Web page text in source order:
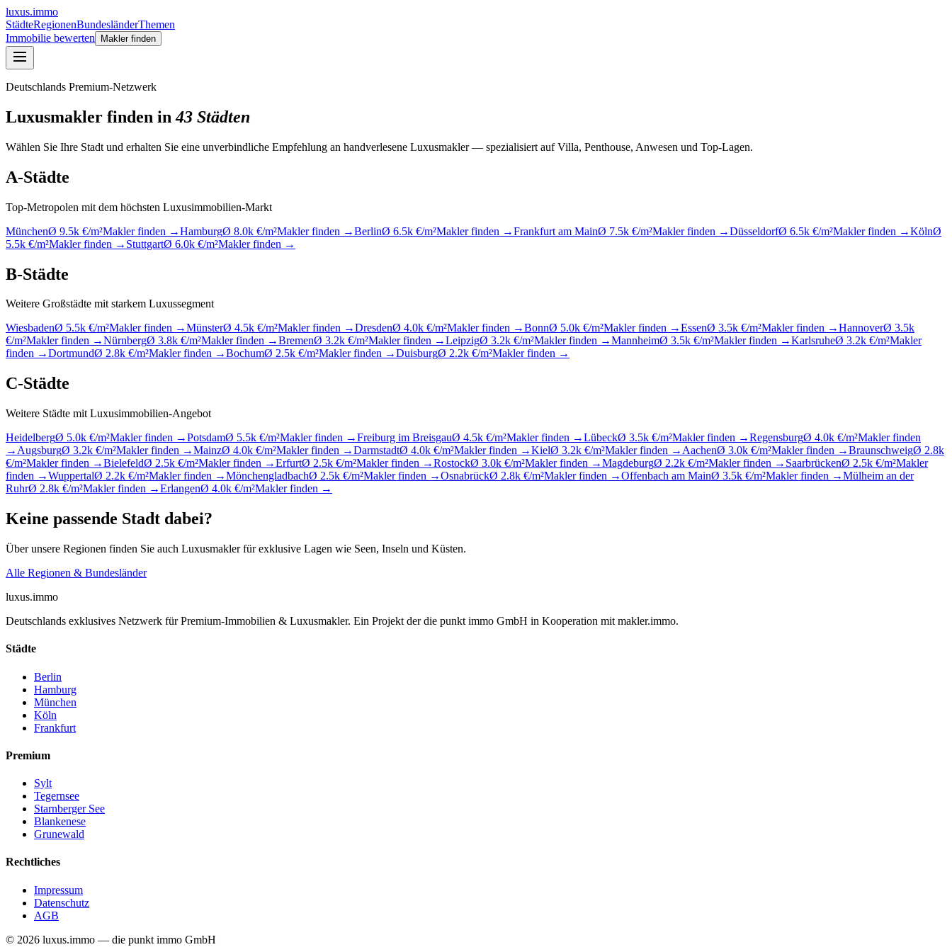
luxus.immo
StädteRegionenBundesländerThemen
Immobilie bewerten
Makler finden
Deutschlands Premium-Netzwerk
Luxusmakler finden in 43 Städten
Wählen Sie Ihre Stadt und erhalten Sie eine unverbindliche Empfehlung an handverlesene Luxusmakler — spezialisiert auf Villa, Penthouse, Anwesen und Top-Lagen.
A-Städte
Top-Metropolen mit dem höchsten Luxusimmobilien-Markt
MünchenØ 9.5k €/m²Makler finden →HamburgØ 8.0k €/m²Makler finden →BerlinØ 6.5k €/m²Makler finden →Frankfurt am MainØ 7.5k €/m²Makler finden →DüsseldorfØ 6.5k €/m²Makler finden →KölnØ
5.5k €/m²Makler finden → StuttgartØ 6.0k €/m²Makler finden →
B-Städte
Weitere Großstädte mit starkem Luxussegment
WiesbadenØ 5.5k €/m²Makler finden →MünsterØ 4.5k €/m²Makler finden →DresdenØ 4.0k €/m²Makler finden →BonnØ 5.0k €/m²Makler finden →EssenØ 3.5k €/m²Makler finden →HannoverØ 3.5k
€/m²Makler finden →NürnbergØ 3.8k €/m²Makler finden →BremenØ 3.2k €/m²Makler finden →LeipzigØ 3.2k €/m²Makler finden →MannheimØ 3.5k €/m²Makler finden →KarlsruheØ 3.2k €/m²Makler
finden →DortmundØ 2.8k €/m²Makler finden →BochumØ 2.5k €/m²Makler finden →DuisburgØ 2.2k €/m²Makler finden →
C-Städte
Weitere Städte mit Luxusimmobilien-Angebot
HeidelbergØ 5.0k €/m²Makler finden →PotsdamØ 5.5k €/m²Makler finden →Freiburg im BreisgauØ 4.5k €/m²Makler finden →LübeckØ 3.5k €/m²Makler finden →RegensburgØ 4.0k €/m²Makler finden
→ AugsburgØ 3.2k €/m²Makler finden →MainzØ 4.0k €/m²Makler finden →DarmstadtØ 4.0k €/m²Makler finden →KielØ 3.2k €/m²Makler finden → AachenØ 3.0k €/m²Makler finden →BraunschweigØ 2.8k
€/m²Makler finden →BielefeldØ 2.5k €/m²Makler finden →ErfurtØ 2.5k €/m²Makler finden →RostockØ 3.0k €/m²Makler finden →MagdeburgØ 2.2k €/m²Makler finden → SaarbrückenØ 2.5k €/m²Makler
finden →WuppertalØ 2.2k €/m²Makler finden →MönchengladbachØ 2.5k €/m²Makler finden →OsnabrückØ 2.8k €/m²Makler finden →Offenbach am MainØ 3.5k €/m²Makler finden →Mülheim an der
RuhrØ 2.8k €/m²Makler finden →ErlangenØ 4.0k €/m²Makler finden →
Keine passende Stadt dabei?
Über unsere Regionen finden Sie auch Luxusmakler für exklusive Lagen wie Seen, Inseln und Küsten.
Alle Regionen & Bundesländer
luxus.immo
Deutschlands exklusives Netzwerk für Premium-Immobilien & Luxusmakler. Ein Projekt der die punkt immo GmbH in Kooperation mit makler.immo.
Städte
Berlin
Hamburg
München
Köln
Frankfurt
Premium
Sylt
Tegernsee
Starnberger See
Blankenese
Grunewald
Rechtliches
Impressum
Datenschutz
AGB
© 2026 luxus.immo — die punkt immo GmbH